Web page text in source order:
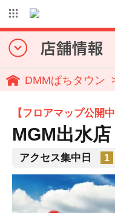
DMMぱちタウン
【フロアマップ公開中
MGM出水店
アクセス集中日 1